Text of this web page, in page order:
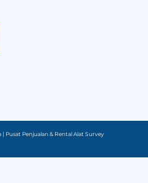
Pusat Penjualan & Rental Alat Survey